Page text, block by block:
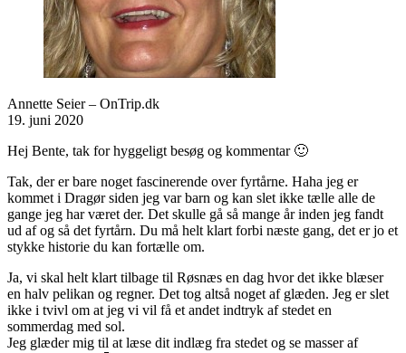
Annette Seier – OnTrip.dk
19. juni 2020
Hej Bente, tak for hyggeligt besøg og kommentar 🙂
Tak, der er bare noget fascinerende over fyrtårne. Haha jeg er
kommet i Dragør siden jeg var barn og kan slet ikke tælle alle de
gange jeg har været der. Det skulle gå så mange år inden jeg fandt
ud af og så det fyrtårn. Du må helt klart forbi næste gang, det er jo et
stykke historie du kan fortælle om.
Ja, vi skal helt klart tilbage til Røsnæs en dag hvor det ikke blæser
en halv pelikan og regner. Det tog altså noget af glæden. Jeg er slet
ikke i tvivl om at jeg vi vil få et andet indtryk af stedet en
sommerdag med sol.
Jeg glæder mig til at læse dit indlæg fra stedet og se masser af